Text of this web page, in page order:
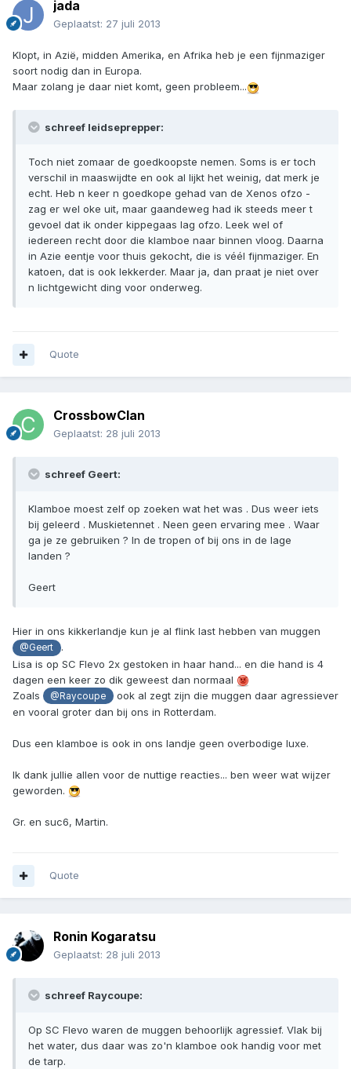
jada
Geplaatst: 27 juli 2013
Klopt, in Azië, midden Amerika, en Afrika heb je een fijnmaziger
soort nodig dan in Europa.
Maar zolang je daar niet komt, geen probleem...
schreef leidseprepper:
Toch niet zomaar de goedkoopste nemen. Soms is er toch
verschil in maaswijdte en ook al lijkt het weinig, dat merk je
echt. Heb n keer n goedkope gehad van de Xenos ofzo -
zag er wel oke uit, maar gaandeweg had ik steeds meer t
gevoel dat ik onder kippegaas lag ofzo. Leek wel of
iedereen recht door die klamboe naar binnen vloog. Daarna
in Azie eentje voor thuis gekocht, die is véél fijnmaziger. En
katoen, dat is ook lekkerder. Maar ja, dan praat je niet over
n lichtgewicht ding voor onderweg.
Quote
CrossbowClan
Geplaatst: 28 juli 2013
schreef Geert:
Klamboe moest zelf op zoeken wat het was . Dus weer iets
bij geleerd . Muskietennet . Neen geen ervaring mee . Waar
ga je ze gebruiken ? In de tropen of bij ons in de lage
landen ?
Geert
Hier in ons kikkerlandje kun je al flink last hebben van muggen
@Geert
.
Lisa is op SC Flevo 2x gestoken in haar hand... en die hand is 4
dagen een keer zo dik geweest dan normaal
Zoals
@Raycoupe
ook al zegt zijn die muggen daar agressiever
en vooral groter dan bij ons in Rotterdam.
Dus een klamboe is ook in ons landje geen overbodige luxe.
Ik dank jullie allen voor de nuttige reacties... ben weer wat wijzer
geworden.
Gr. en suc6, Martin.
Quote
Ronin Kogaratsu
Geplaatst: 28 juli 2013
schreef Raycoupe:
Op SC Flevo waren de muggen behoorlijk agressief. Vlak bij
het water, dus daar was zo'n klamboe ook handig voor met
de tarp.